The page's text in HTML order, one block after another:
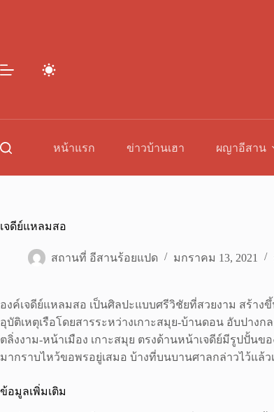
หน้าแรก ข่าวบ้านเฮา ผญาอีสาน
เจดีย์แหลมสอ
สถานที่ อีสานร้อยแปด มกราคม 13, 2021
องค์เจดีย์แหลมสอ เป็นศิลปะแบบศรีวิชัยที่สวยงาม สร้
อุบัติเหตุเรือโดยสารระหว่างเกาะสมุย-บ้านดอน อับปาง
ตลิ่งงาม-หน้าเมือง เกาะสมุย ตรงด้านหน้าเจดีย์มีรูปปั้น
มากราบไหว้ขอพรอยู่เสมอ บ้างที่บนบานศาลกล่าวไว้แล้
ข้อมูลเพิ่มเติม